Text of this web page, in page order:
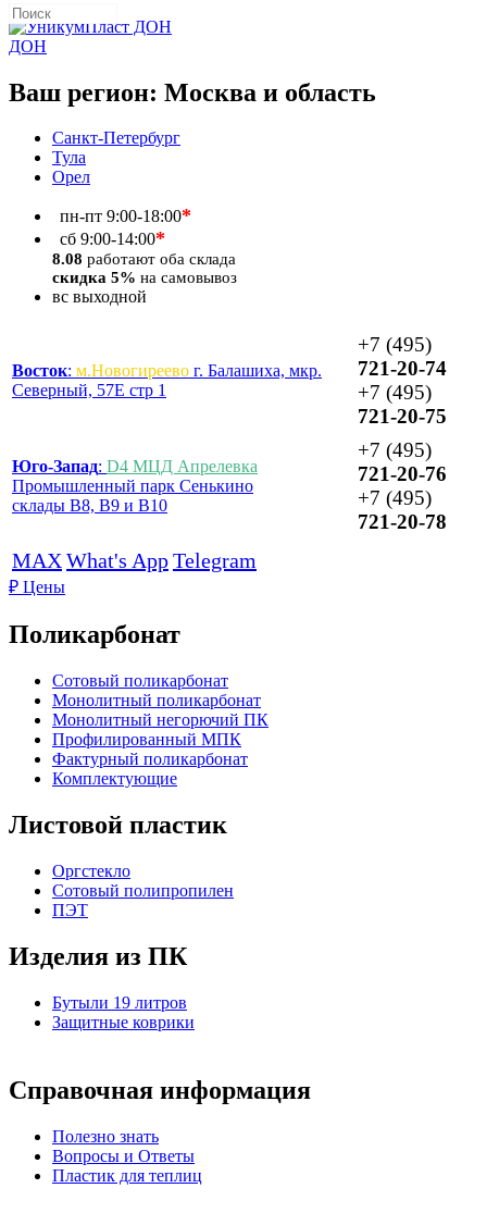
ДОН
Ваш регион: Москва и область
Санкт-Петербург
Тула
Орел
пн-пт 9:00-18:00*
сб 9:00-14:00*
8.08 работают оба склада
скидка 5% на самовывоз
вс выходной
Восток: м.Новогиреево г. Балашиха, мкр.
Северный, 57Е стр 1
+7 (495)
721-20-74
+7 (495)
721-20-75
Юго-Запад: D4 МЦД Апрелевка
Промышленный парк Сенькино
склады B8, B9 и B10
+7 (495)
721-20-76
+7 (495)
721-20-78
MAXWhat's AppTelegram
₽ Цены
Поликарбонат
Сотовый поликарбонат
Монолитный поликарбонат
Монолитный негорючий ПК
Профилированный МПК
Фактурный поликарбонат
Комплектующие
Листовой пластик
Оргстекло
Cотовый полипропилен
ПЭТ
Изделия из ПК
Бутыли 19 литров
Защитные коврики
Справочная информация
Полезно знать
Вопросы и Ответы
Пластик для теплиц